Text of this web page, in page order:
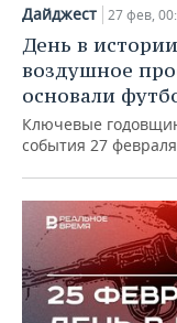
НЕФТЕХИМИЯ
НЕФТЬ
ОПК
ЭНЕРГЕТИКА
РОЗНИЧНАЯ
ТРАНСПОРТ
УСЛУГИ
НОВОСТИ
IT
МЕДИА
МЕРОПРИЯТИЯ
НОВОСТИ
ВЫЕЗДНАЯ
ONLINE-
ОТКРЫТАЯ
СПОРТ
НОВОСТИ
ХОККЕЙ
БАСКЕТБОЛ
ОБЩЕСТВО
ВЛАСТЬ
СЮЖЕТЫ
СПРАВОЧНИК
Дайджест 27 фев,
День в
воздушное
основали
Ключевые
события 27